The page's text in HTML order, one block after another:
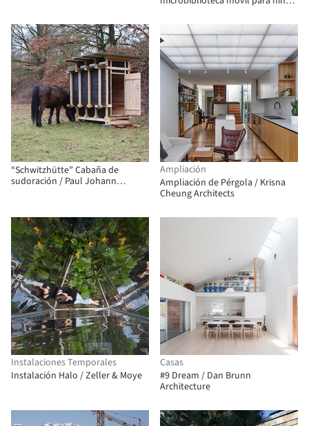
“Schwitzhütte” Cabaña de
sudoración / Paul Johann
Ampliación
Ampliación de Pérgola / Krisna
Cheung Architects
Instalaciones Temporales
Instalación Halo / Zeller & Moye
Casas
#9 Dream / Dan Brunn
Architecture